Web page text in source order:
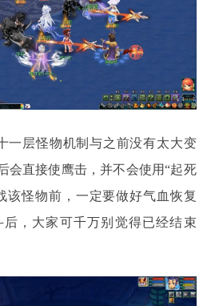
一层怪物机制与之前没有太大变
会直接使鹰击，并不会使用“起死
该怪物前，一定要做好气血恢复
后，大家可千万别觉得已经结束